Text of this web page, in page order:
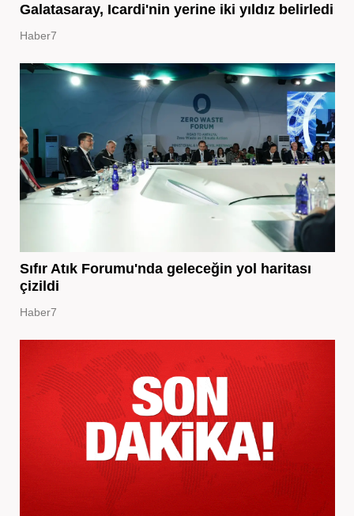
Galatasaray, Icardi'nin yerine iki yıldız belirledi
Haber7
Sıfır Atık Forumu'nda geleceğin yol haritası
çizildi
Haber7